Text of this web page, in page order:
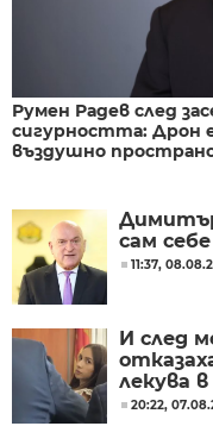
Румен Радев след
сигурността: Дрон
въздушно
сам
11:37,
И след
лекува
20:22,